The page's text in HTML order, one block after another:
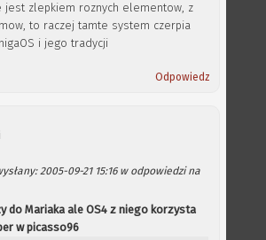
jest zlepkiem roznych elementow, z
to raczej tamte system czerpia
i jego tradycji
Odpowiedz
2005-09-21 15:16 w odpowiedzi na
do Mariaka ale OS4 z niego korzysta
w picasso96